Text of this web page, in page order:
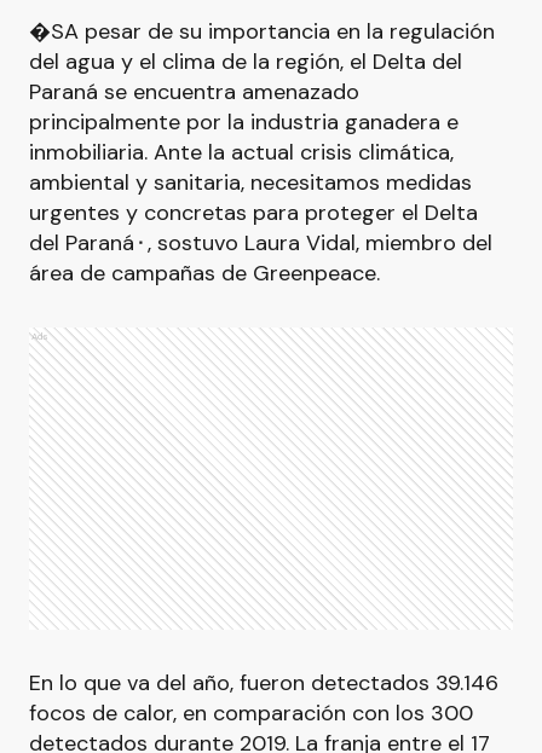
�SA pesar de su importancia en la regulación
del agua y el clima de la región, el Delta del
Paraná se encuentra amenazado
principalmente por la industria ganadera e
inmobiliaria. Ante la actual crisis climática,
ambiental y sanitaria, necesitamos medidas
urgentes y concretas para proteger el Delta
del Paraná⬝, sostuvo Laura Vidal, miembro del
área de campañas de Greenpeace.
Ads
En lo que va del año, fueron detectados 39.146
focos de calor, en comparación con los 300
detectados durante 2019. La franja entre el 17